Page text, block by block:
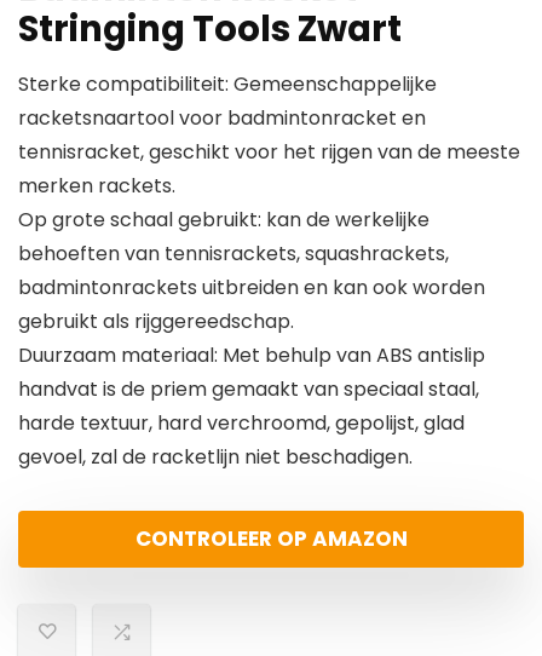
Stringing Tools Zwart
Sterke compatibiliteit: Gemeenschappelijke
racketsnaartool voor badmintonracket en
tennisracket, geschikt voor het rijgen van de meeste
merken rackets.
Op grote schaal gebruikt: kan de werkelijke
behoeften van tennisrackets, squashrackets,
badmintonrackets uitbreiden en kan ook worden
gebruikt als rijggereedschap.
Duurzaam materiaal: Met behulp van ABS antislip
handvat is de priem gemaakt van speciaal staal,
harde textuur, hard verchroomd, gepolijst, glad
gevoel, zal de racketlijn niet beschadigen.
CONTROLEER OP AMAZON